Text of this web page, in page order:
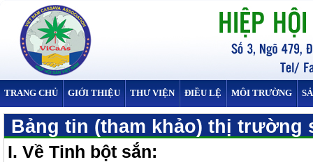
TRANG CHỦ GIỚI THIỆU THƯ VIỆN ĐIỀU LỆ MÔI TRƯỜNG
Bảng tin (tham khảo) thị trường
I. Về Tinh bột sắn: